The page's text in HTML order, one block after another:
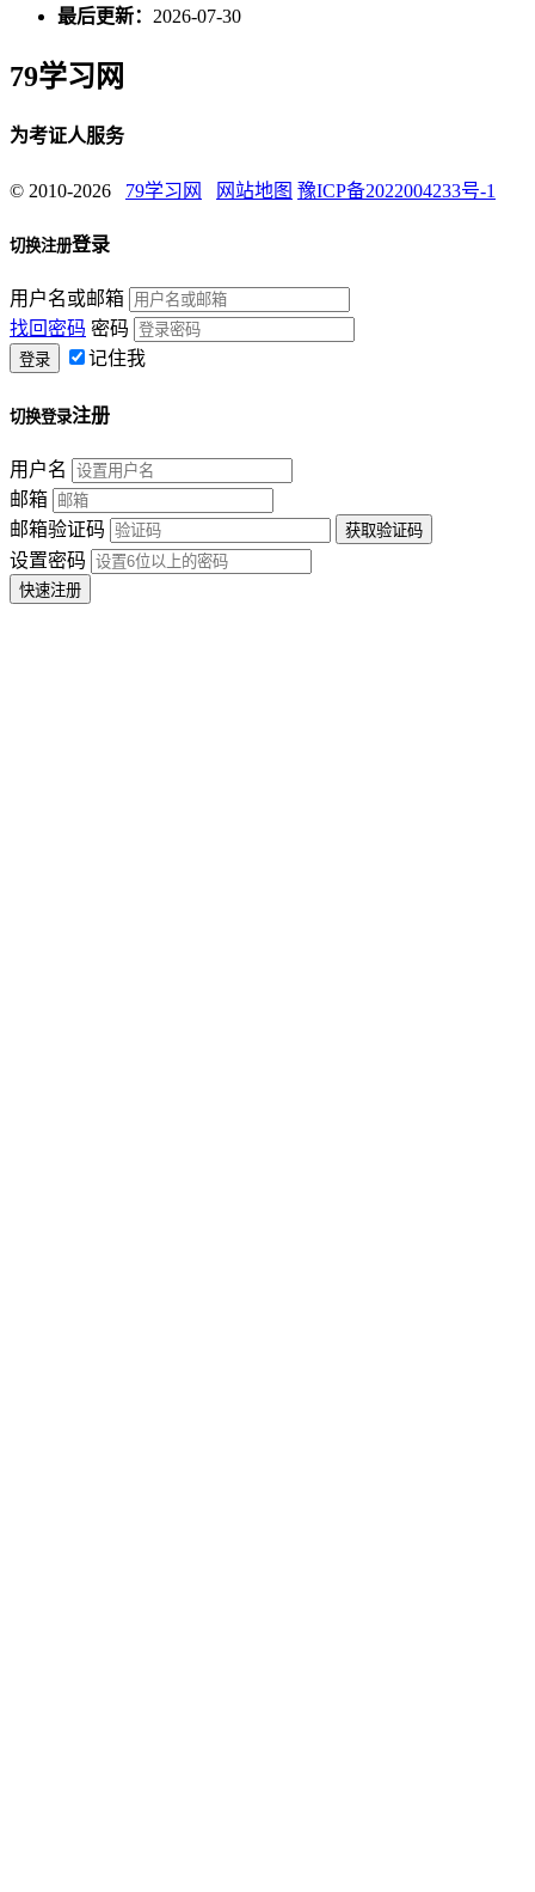
最后更新： 2026-07-30
79学习网
为考证人服务
© 2010-2026 79学习网 网站地图 豫ICP备2022004233号-1
切换注册登录
用户名或邮箱
找回密码 密码
记住我
切换登录注册
用户名
邮箱
邮箱验证码
设置密码